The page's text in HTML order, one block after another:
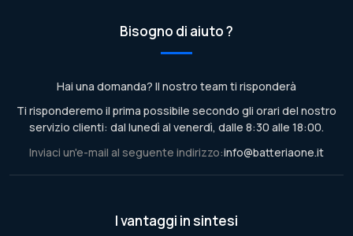
Bisogno di aiuto ?
Hai una domanda? Il nostro team ti risponderà
Ti risponderemo il prima possibile secondo gli orari del nostro
servizio clienti: dal lunedì al venerdì, dalle 8:30 alle 18:00.
Inviaci un'e-mail al seguente indirizzo:info@batteriaone.it
I vantaggi in sintesi